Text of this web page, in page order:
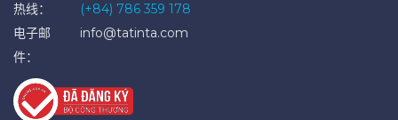
热线：
(+84) 786 359 178
电子邮
件：
info@tatinta.com